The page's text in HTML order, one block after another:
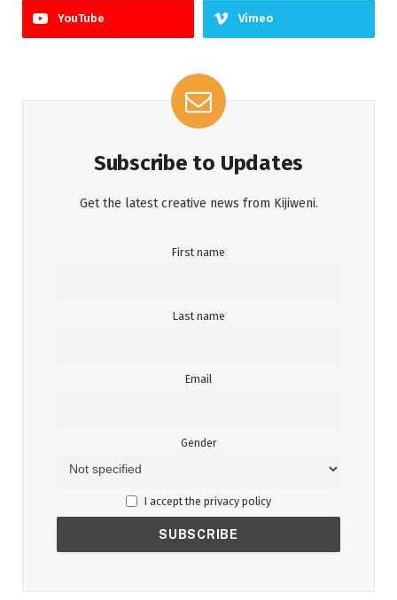
YouTube Vimeo
Subscribe to Updates
Get the latest creative news from Kijiweni.
First name
Last name
Email
Gender
I accept the privacy policy